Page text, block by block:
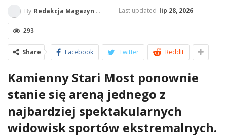
Mostar Ponownie Stolicą
Światowego Cliff Divingu
. Jubileuszowa runda może zdecydować o
losach sezonu
By Redakcja Magazyn BlueLife Last updatedlip 28, 2026
293
Share Facebook